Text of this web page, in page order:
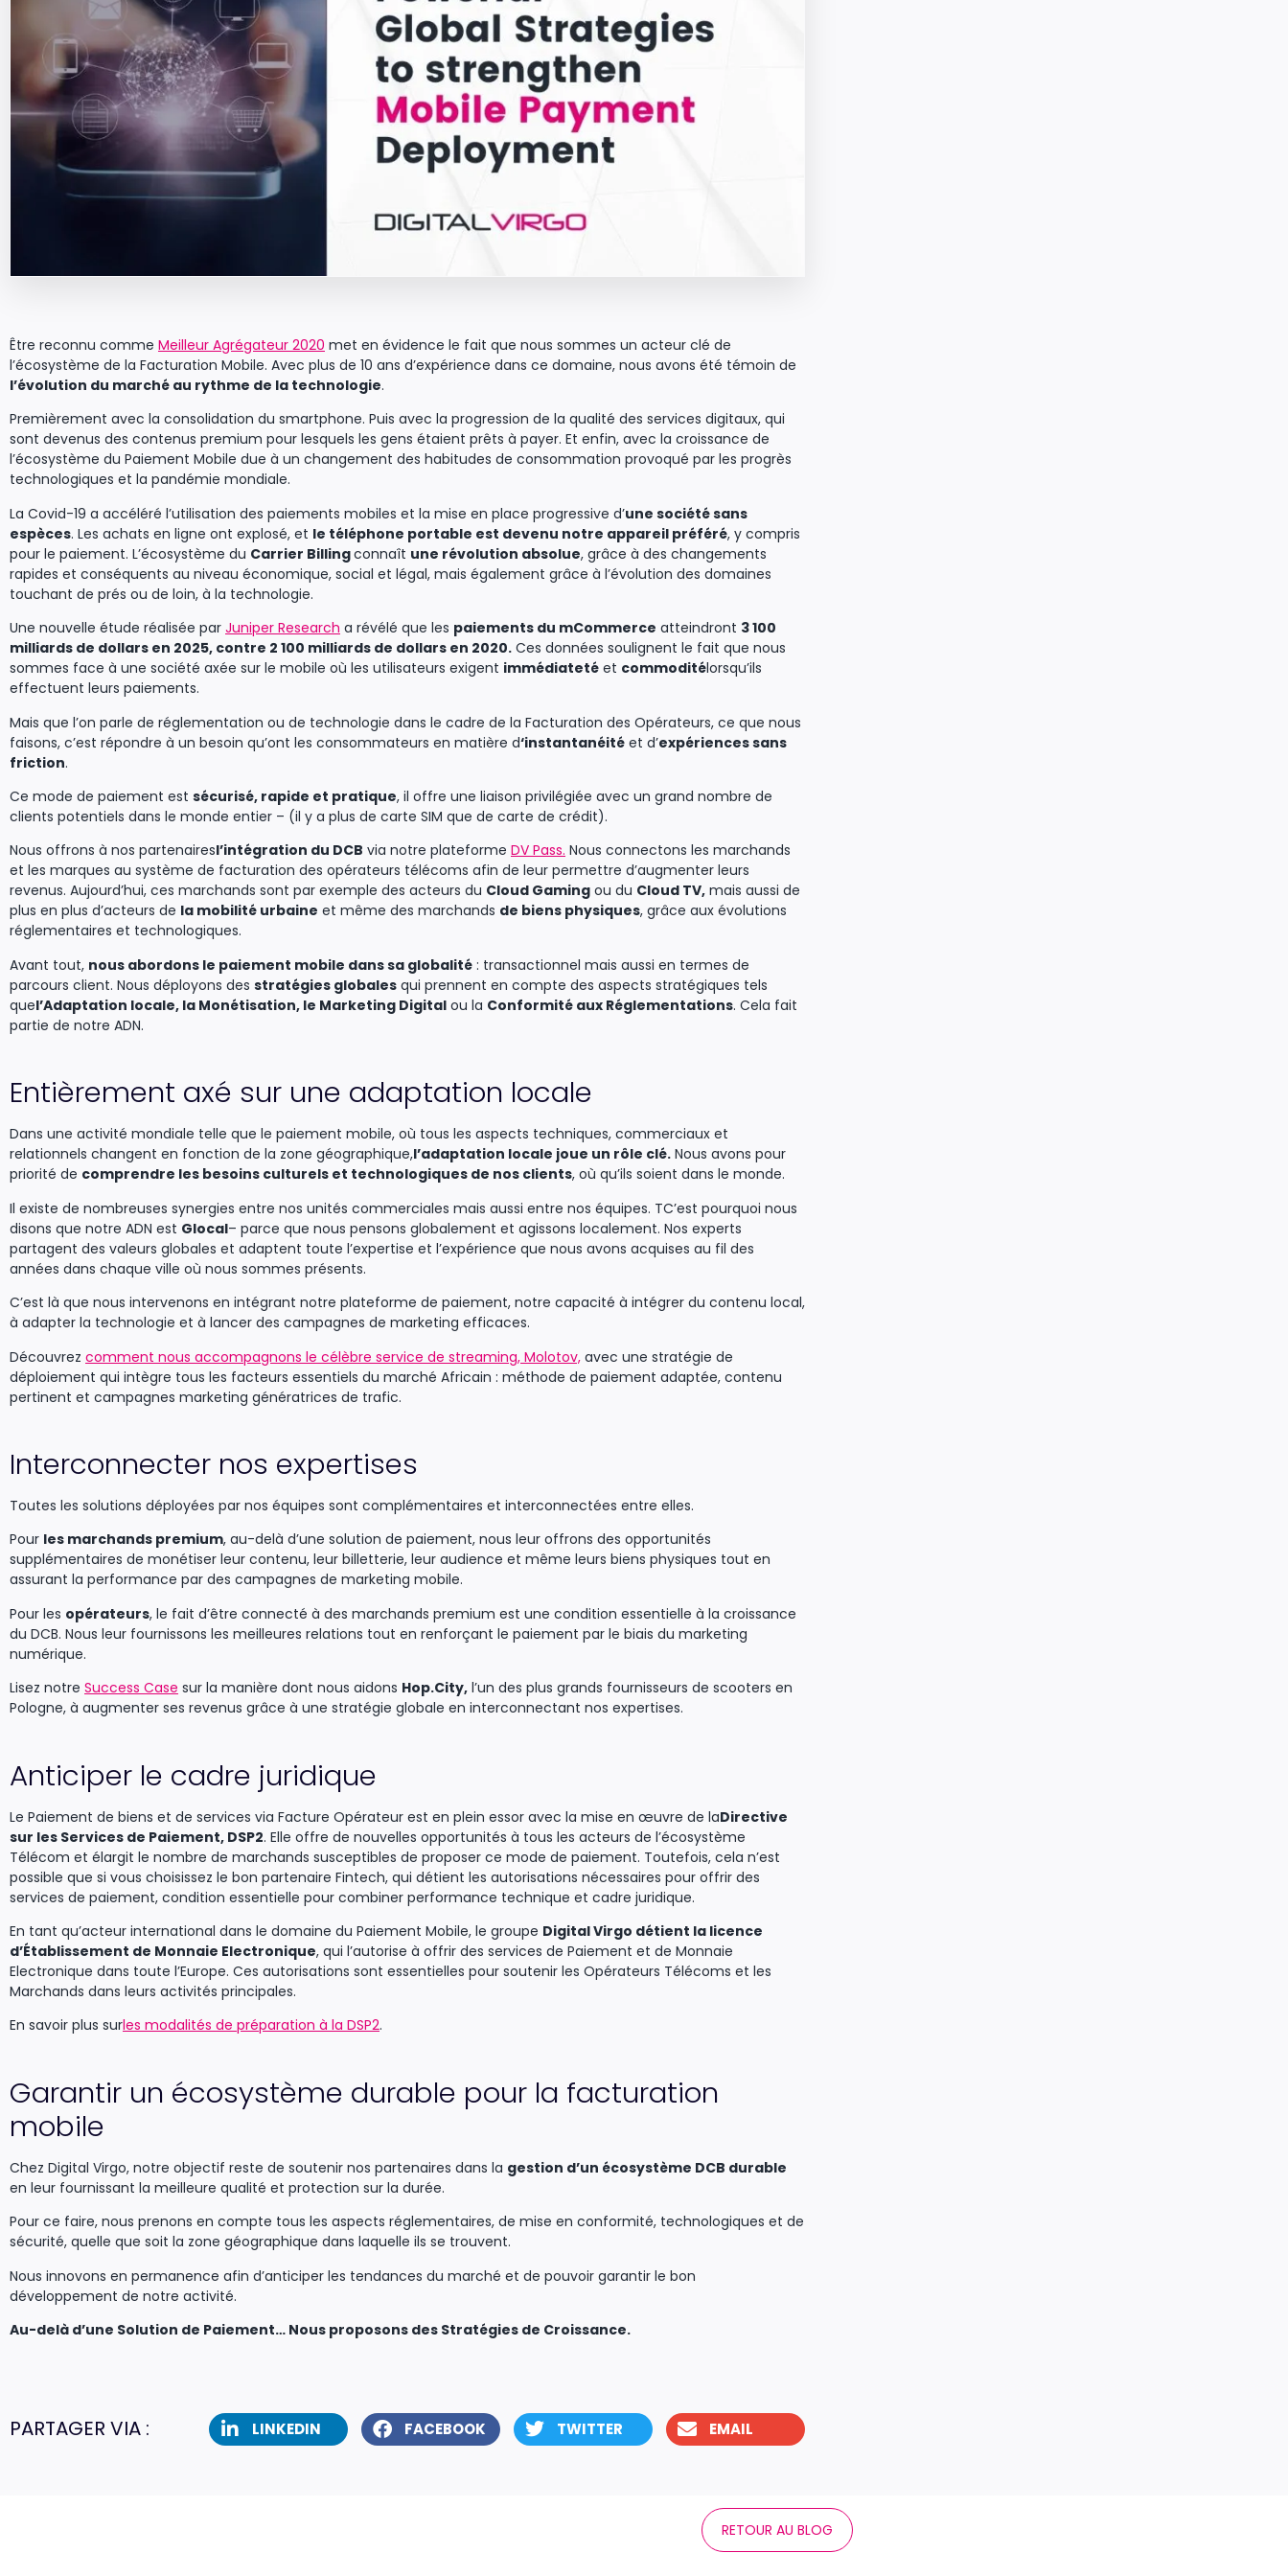
Être reconnu comme Meilleur Agrégateur 2020 met en évidence le fait que nous sommes un acteur clé de
l’écosystème de la Facturation Mobile. Avec plus de 10 ans d’expérience dans ce domaine, nous avons été témoin de
l’évolution du marché au rythme de la technologie.
Premièrement avec la consolidation du smartphone. Puis avec la progression de la qualité des services digitaux, qui
sont devenus des contenus premium pour lesquels les gens étaient prêts à payer. Et enfin, avec la croissance de
l’écosystème du Paiement Mobile due à un changement des habitudes de consommation provoqué par les progrès
technologiques et la pandémie mondiale.
La Covid-19 a accéléré l’utilisation des paiements mobiles et la mise en place progressive d’une société sans
espèces. Les achats en ligne ont explosé, et le téléphone portable est devenu notre appareil préféré, y compris
pour le paiement. L’écosystème du Carrier Billingconnaît une révolution absolue, grâce à des changements
rapides et conséquents au niveau économique, social et légal, mais également grâce à l’évolution des domaines
touchant de prés ou de loin, à la technologie.
Une nouvelle étude réalisée par Juniper Research a révélé que les paiements du mCommerce atteindront 3 100
milliards de dollars en 2025, contre 2 100 milliards de dollars en 2020. Ces données soulignent le fait que nous
sommes face à une société axée sur le mobile où les utilisateurs exigent immédiateté et commoditélorsqu’ils
effectuent leurs paiements.
Mais que l’on parle de réglementation ou de technologie dans le cadre de la Facturation des Opérateurs, ce que nous
faisons, c’est répondre à un besoin qu’ont les consommateurs en matière d‘instantanéité et d’expériences sans
friction.
Ce mode de paiement est sécurisé, rapide et pratique, il offre une liaison privilégiée avec un grand nombre de
clients potentiels dans le monde entier – (il y a plus de carte SIM que de carte de crédit).
Nous offrons à nos partenairesl’intégration du DCB via notre plateforme DV Pass. Nous connectons les marchands
et les marques au système de facturation des opérateurs télécoms afin de leur permettre d’augmenter leurs
revenus. Aujourd’hui, ces marchands sont par exemple des acteurs du Cloud Gaming ou du Cloud TV, mais aussi de
plus en plus d’acteurs de la mobilité urbaine et même des marchands de biens physiques, grâce aux évolutions
réglementaires et technologiques.
Avant tout, nous abordons le paiement mobile dans sa globalité : transactionnel mais aussi en termes de
parcours client. Nous déployons des stratégies globales qui prennent en compte des aspects stratégiques tels
quel’Adaptation locale, la Monétisation, le Marketing Digital ou la Conformité aux Réglementations. Cela fait
partie de notre ADN.
Entièrement axé sur une adaptation locale
Dans une activité mondiale telle que le paiement mobile, où tous les aspects techniques, commerciaux et
relationnels changent en fonction de la zone géographique,l’adaptation locale joue un rôle clé. Nous avons pour
priorité de comprendre les besoins culturels et technologiques de nos clients, où qu’ils soient dans le monde.
Il existe de nombreuses synergies entre nos unités commerciales mais aussi entre nos équipes. TC’est pourquoi nous
disons que notre ADN est Glocal– parce que nous pensons globalement et agissons localement. Nos experts
partagent des valeurs globales et adaptent toute l’expertise et l’expérience que nous avons acquises au fil des
années dans chaque ville où nous sommes présents.
C’est là que nous intervenons en intégrant notre plateforme de paiement, notre capacité à intégrer du contenu local,
à adapter la technologie et à lancer des campagnes de marketing efficaces.
Découvrez comment nous accompagnons le célèbre service de streaming, Molotov, avec une stratégie de
déploiement qui intègre tous les facteurs essentiels du marché Africain : méthode de paiement adaptée, contenu
pertinent et campagnes marketing génératrices de trafic.
Interconnecter nos expertises
Toutes les solutions déployées par nos équipes sont complémentaires et interconnectées entre elles.
Pour les marchands premium, au-delà d’une solution de paiement, nous leur offrons des opportunités
supplémentaires de monétiser leur contenu, leur billetterie, leur audience et même leurs biens physiques tout en
assurant la performance par des campagnes de marketing mobile.
Pour les opérateurs, le fait d’être connecté à des marchands premium est une condition essentielle à la croissance
du DCB. Nous leur fournissons les meilleures relations tout en renforçant le paiement par le biais du marketing
numérique.
Lisez notre Success Case sur la manière dont nous aidons Hop.City, l’un des plus grands fournisseurs de scooters en
Pologne, à augmenter ses revenus grâce à une stratégie globale en interconnectant nos expertises.
Anticiper le cadre juridique
Le Paiement de biens et de services via Facture Opérateur est en plein essor avec la mise en œuvre de laDirective
sur les Services de Paiement, DSP2. Elle offre de nouvelles opportunités à tous les acteurs de l’écosystème
Télécom et élargit le nombre de marchands susceptibles de proposer ce mode de paiement. Toutefois, cela n’est
possible que si vous choisissez le bon partenaire Fintech, qui détient les autorisations nécessaires pour offrir des
services de paiement, condition essentielle pour combiner performance technique et cadre juridique.
En tant qu’acteur international dans le domaine du Paiement Mobile, le groupe Digital Virgo détient la licence
d’Établissement de Monnaie Electronique, qui l’autorise à offrir des services de Paiement et de Monnaie
Electronique dans toute l’Europe. Ces autorisations sont essentielles pour soutenir les Opérateurs Télécoms et les
Marchands dans leurs activités principales.
En savoir plus surles modalités de préparation à la DSP2.
Garantir un écosystème durable pour la facturation
mobile
Chez Digital Virgo, notre objectif reste de soutenir nos partenaires dans la gestion d’un écosystème DCB durable
en leur fournissant la meilleure qualité et protection sur la durée.
Pour ce faire, nous prenons en compte tous les aspects réglementaires, de mise en conformité, technologiques et de
sécurité, quelle que soit la zone géographique dans laquelle ils se trouvent.
Nous innovons en permanence afin d’anticiper les tendances du marché et de pouvoir garantir le bon
développement de notre activité.
Au-delà d’une Solution de Paiement… Nous proposons des Stratégies de Croissance.
PARTAGER VIA : LINKEDIN FACEBOOK TWITTER EMAIL
RETOUR AU BLOG